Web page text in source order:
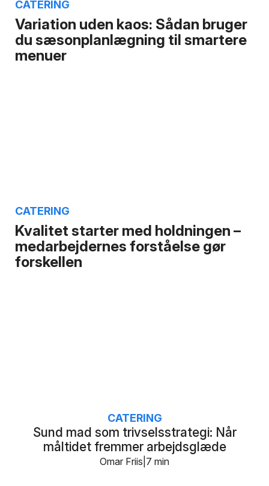
Variation uden kaos: Sådan bruger
du sæsonplanlægning til smartere
menuer
CATERING
Kvalitet starter med holdningen –
medarbejdernes forståelse gør
forskellen
CATERING
Sund mad som trivselsstrategi: Når
måltidet fremmer arbejdsglæde
CATERING
7 min
Omar Friis